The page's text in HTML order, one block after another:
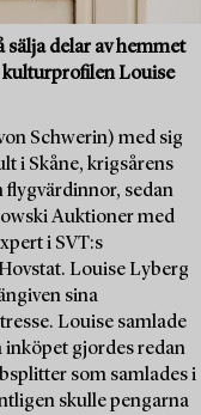
delar av hemmet
Louise
Schwerin) med sig
i Skåne, krigsårens
flygvärdinnor, sedan
Auktioner med
i SVT:s
Louise Lyberg
sina
Louise samlade
inköpet gjordes redan
som samlades i
skulle pengarna